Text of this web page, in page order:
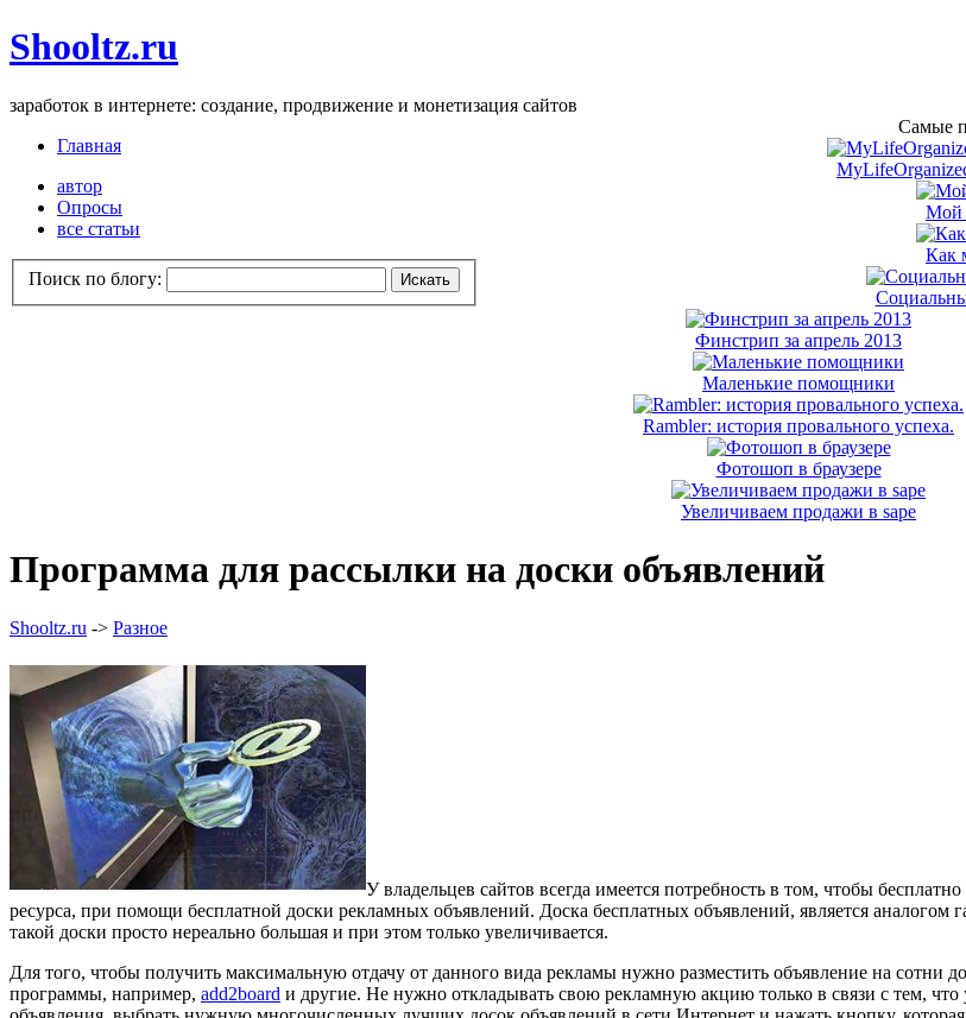
Shooltz.ru
заработок в интернете: создание, продвижение и монетизация сайтов
Главная
автор
Опросы
все статьи
Поиск по блогу:
Самые
Мой
Как
Финстрип за апрель 2013
Маленькие помощники
Rambler: история провального успеха.
Фотошоп в браузере
Увеличиваем продажи в sape
Программа для рассылки на доски объявлений
Shooltz.ru -> Разное
У владельцев сайтов всегда имеется потребность в том, чтобы
ресурса, при помощи бесплатной доски рекламных объявлений. Доска бесплатных объявлений, является
такой доски просто нереально большая и при этом только увеличивается.
Для того, чтобы получить максимальную отдачу от данного вида рекламы нужно разместить объявление на сотни
программы, например, add2board и другие. Не нужно откладывать свою рекламную акцию только в связи с тем, что